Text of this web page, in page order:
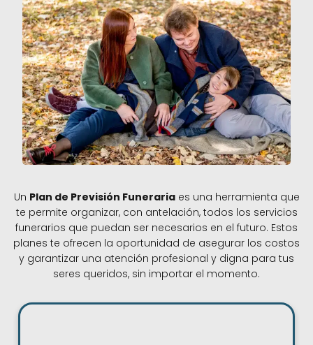
Un Plan de Previsión Funerariaes una herramienta que
te permite organizar, con antelación, todos los servicios
funerarios que puedan ser necesarios en el futuro. Estos
planes te ofrecen la oportunidad de asegurar los costos
y garantizar una atención profesional y digna para tus
seres queridos, sin importar el momento.